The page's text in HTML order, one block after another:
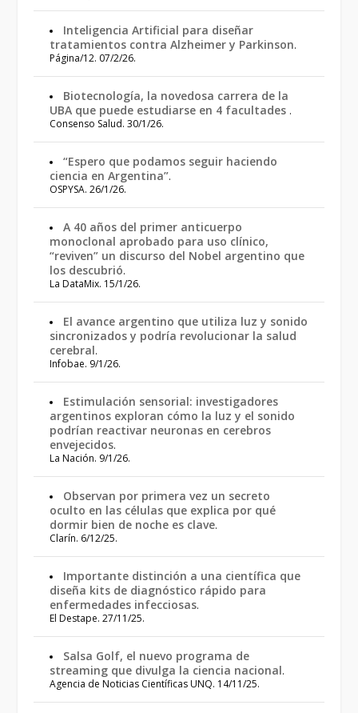
Inteligencia Artificial para diseñar
tratamientos contra Alzheimer y Parkinson.
Página/12. 07/2/26.
Biotecnología, la novedosa carrera de la
UBA que puede estudiarse en 4 facultades .
Consenso Salud. 30/1/26.
“Espero que podamos seguir haciendo
ciencia en Argentina”.
OSPYSA. 26/1/26.
A 40 años del primer anticuerpo
monoclonal aprobado para uso clínico,
“reviven” un discurso del Nobel argentino que
los descubrió.
La DataMix. 15/1/26.
El avance argentino que utiliza luz y sonido
sincronizados y podría revolucionar la salud
cerebral.
Infobae. 9/1/26.
Estimulación sensorial: investigadores
argentinos exploran cómo la luz y el sonido
podrían reactivar neuronas en cerebros
envejecidos.
La Nación. 9/1/26.
Observan por primera vez un secreto
oculto en las células que explica por qué
dormir bien de noche es clave.
Clarín. 6/12/25.
Importante distinción a una científica que
diseña kits de diagnóstico rápido para
enfermedades infecciosas.
El Destape. 27/11/25.
Salsa Golf, el nuevo programa de
streaming que divulga la ciencia nacional.
Agencia de Noticias Científicas UNQ. 14/11/25.